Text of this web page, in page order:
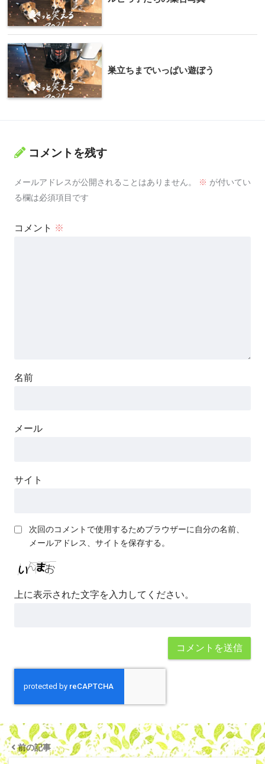
巣立ちまでいっぱい遊ぼう
コメントを残す
メールアドレスが公開されることはありません。 ※ が付いてい
る欄は必須項目です
コメント ※
名前
メール
サイト
次回のコメントで使用するためブラウザーに自分の名前、
メールアドレス、サイトを保存する。
上に表示された文字を入力してください。
前の記事